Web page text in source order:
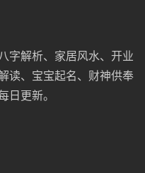
字解析、家居风水、开业
读、宝宝起名、财神供奉
日更新。